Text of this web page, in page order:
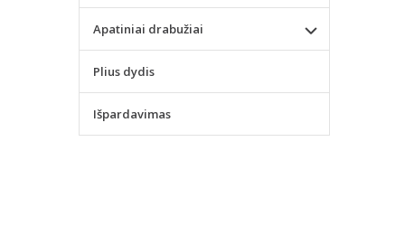
Apatiniai drabužiai
Plius dydis
Išpardavimas